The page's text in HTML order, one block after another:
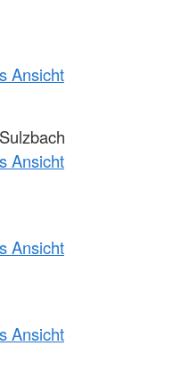
Ansicht
Ansicht
Ansicht
Ansicht